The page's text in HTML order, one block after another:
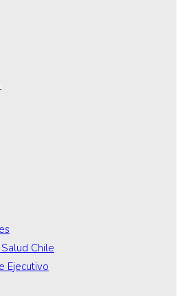
Chile
Ejecutivo